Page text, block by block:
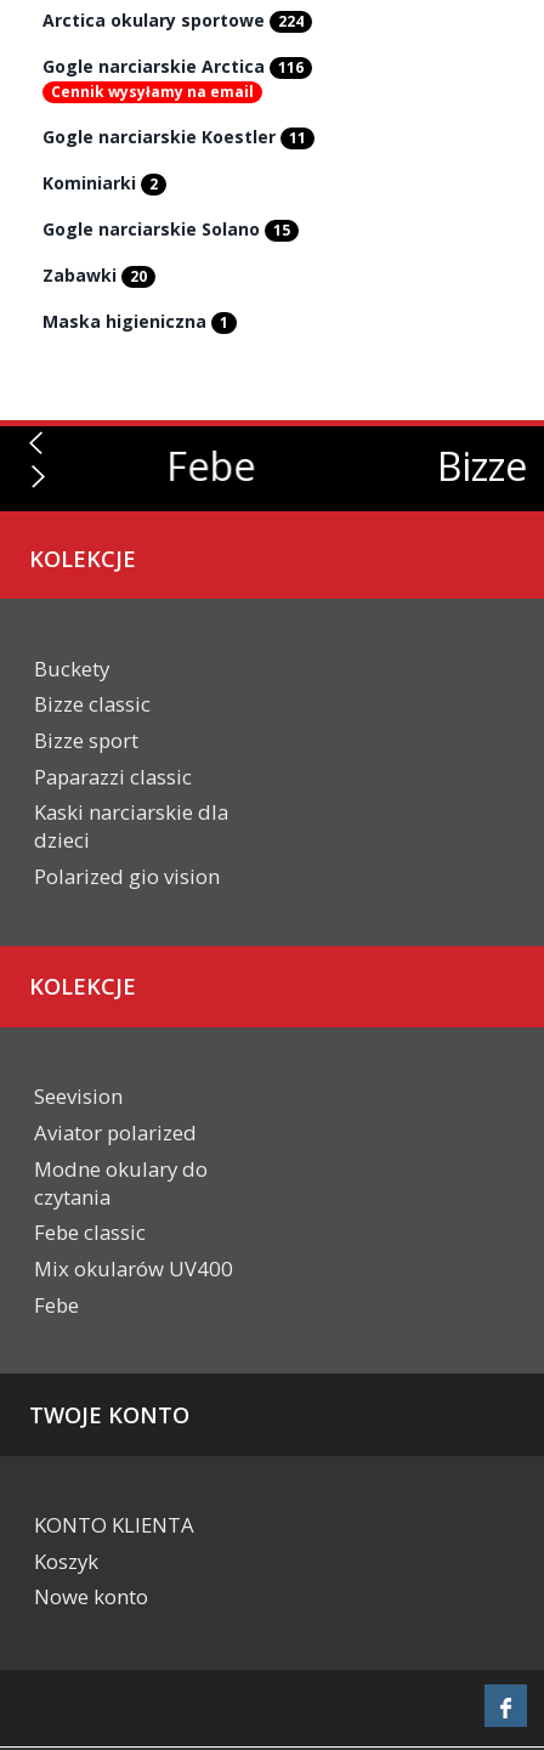
Arctica okulary sportowe 224
Gogle narciarskie Arctica
116
Cennik wysyłamy na email
Gogle narciarskie Koestler 11
Kominiarki 2
Gogle narciarskie Solano 15
Zabawki 20
Maska higieniczna 1
Febe Bizze
KOLEKCJE
Buckety
Bizze classic
Bizze sport
Paparazzi classic
Kaski narciarskie dla
dzieci
Polarized gio vision
KOLEKCJE
Seevision
Aviator polarized
Modne okulary do
czytania
Febe classic
Mix okularów UV400
Febe
TWOJE KONTO
KONTO KLIENTA
Koszyk
Nowe konto